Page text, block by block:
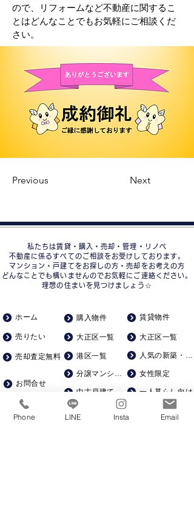
ので、リフォームなど不動産に関するこ
とはどんなことでもお気軽にご相談くだ
さい。
Previous Next
私たちは賃貸・購入・売却・管理・リノベ
不動産に係るすべてのご相談をお受けしております。
マンション・戸建てをお探しの方・売却をお考えの方
どんなことでも構いませんのでお気軽にご連絡ください。
理想の住まいを見つけましょう☆
ホーム
売りたい
購入物件
大正区一覧
売却査定無料
求人募集
お問合せ
会社概要
中古戸建て
港区一覧
賃貸物件
大正区一覧
女性限定
一人暮らし向け
ゆったり広め
Phone LINE Insta Email